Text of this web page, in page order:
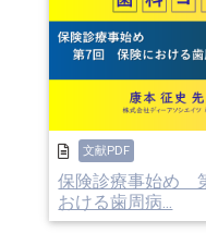
「た」イミン
「ち」かくを
「つ」ながり
「て」きを作
「と」つぜん
常に採用の「
文献PDF
保険診療事始め
おける歯周病...